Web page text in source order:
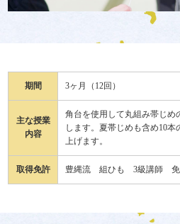
期間 3ヶ月（12回）
主な授業
内容
角台を使用して丸組み帯じめ
します。夏帯じめも含め10本
上げます。
取得免許 豊縄流 組ひも 3級講師